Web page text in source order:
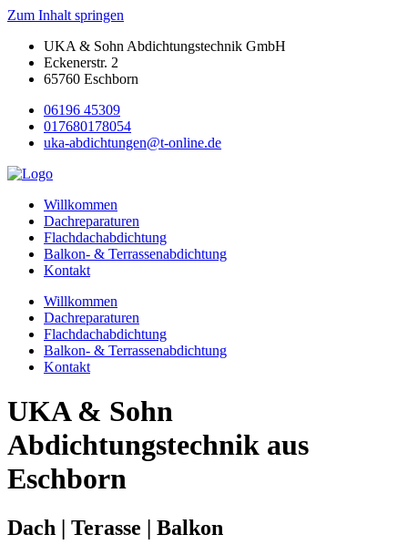
Zum Inhalt springen
UKA & Sohn Abdichtungstechnik GmbH
Eckenerstr. 2
65760 Eschborn
06196 45309
017680178054
uka-abdichtungen@t-online.de
Willkommen
Dachreparaturen
Flachdachabdichtung
Balkon- & Terrassenabdichtung
Kontakt
Willkommen
Dachreparaturen
Flachdachabdichtung
Balkon- & Terrassenabdichtung
Kontakt
UKA & Sohn
Abdichtungstechnik aus
Eschborn
Dach | Terasse | Balkon